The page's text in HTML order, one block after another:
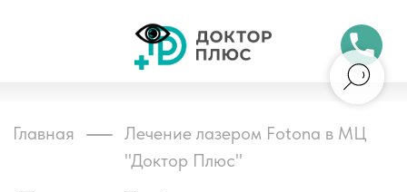
Лазер Fotona в
гинекологии